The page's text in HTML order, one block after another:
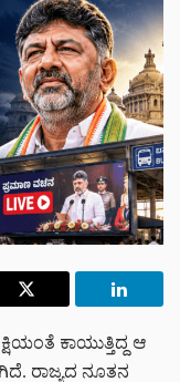
ಕಾಯುತ್ತಿದ್ದ ಆ
ರಾಜ್ಯದ ನೂತನ